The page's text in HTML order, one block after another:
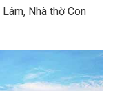
Nhà thờ Con